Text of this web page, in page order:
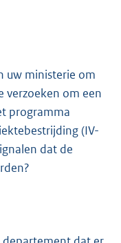
uw ministerie om
verzoeken om een
programma
(IV-
dat de